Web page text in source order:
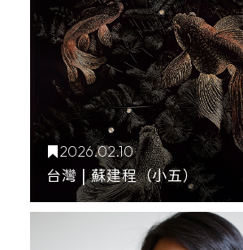
2026.02.10
台灣 | 蘇建程（小五）